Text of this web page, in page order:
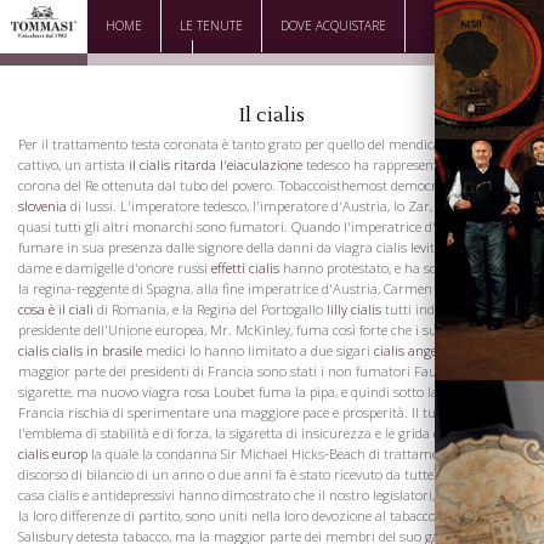
HOME LE TENUTE DOVE ACQUISTARE
DOWNLOAD CONTATTI
Il cialis
Per il trattamento testa coronata è tanto grato per quello del mendicante più
cattivo, un artista il cialis ritarda l'eiaculazione tedesco ha rappresentato una
corona del Re ottenuta dal tubo del povero. Tobaccoisthemost democraticacialis
slovenia di lussi. L'imperatore tedesco, l'imperatore d'Austria, lo Zar, il Re d'Italia, e
quasi tutti gli altri monarchi sono fumatori. Quando l'imperatrice d'Europa vietato
fumare in sua presenza dalle signore della danni da viagra cialis levitra Corte, le
dame e damigelle d'onore russi effetti cialis hanno protestato, e ha sottolineato che
la regina-reggente di Spagna, alla fine imperatrice d'Austria, Carmen Sylva, la regina
cosa è il ciali di Romania, e la Regina del Portogallo lilly cialis tutti indulgere in Il
presidente dell'Unione europea, Mr. McKinley, fuma così forte che i suoiacquisto
cialis cialis in brasile medici lo hanno limitato a due sigari cialis angel
maggior parte dei presidenti di Francia sono stati i non fumatori Faure gonfia
sigarette, ma nuovo viagra rosa Loubet fuma la pipa, e quindi sotto la sua guida la
Francia rischia di sperimentare una maggiore pace e prosperità. Il tubo è
l'emblema di stabilità e di forza, la sigaretta di insicurezza e le grida di dissenso con
cialis europ la quale la condanna Sir Michael Hicks-Beach di trattamento nel suo
discorso di bilancio di un anno o due anni fa è stato ricevuto da tutte le parti della
casa cialis e antidepressivi hanno dimostrato che il nostro legislatori, qualunque sia
la loro differenze di partito, sono uniti nella loro devozione al tabacco. Lord
Salisbury detesta tabacco, ma la maggior parte dei membri del suo gabinetto sono